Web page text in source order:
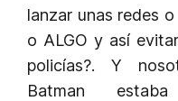
lanzar unas redes
o ALGO y así
policías?. Y
Batman